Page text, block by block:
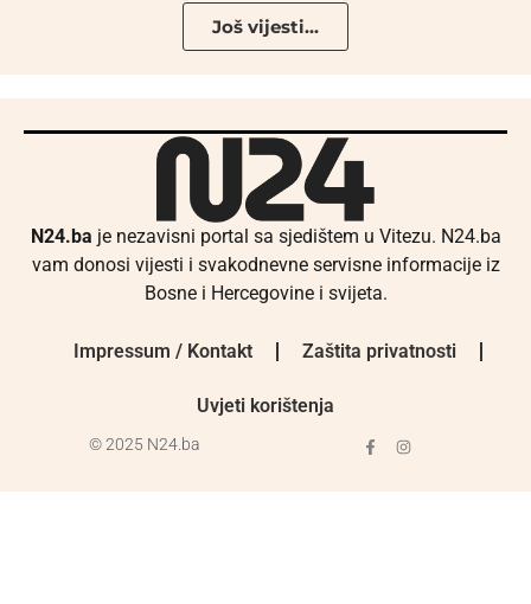
Još vijesti...
N24.ba je nezavisni portal sa sjedištem u Vitezu. N24.ba
vam donosi vijesti i svakodnevne servisne informacije iz
Bosne i Hercegovine i svijeta.
Impressum / Kontakt Zaštita privatnosti
Uvjeti korištenja
© 2025 N24.ba